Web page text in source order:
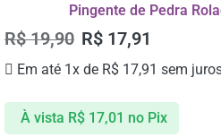
Pingente de Pedra
R$19,90 R$ 17,91
Em até 1x de R$ 17,91 sem
À vista R$17,01 no Pix